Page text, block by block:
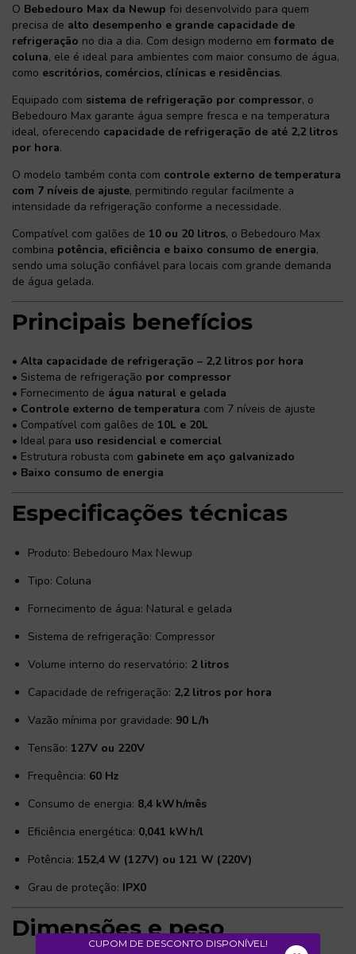
CUPOM DE DESCONTO DISPONÍVEL!
O Bebedouro Max da Newup foi desenvolvido para quem
precisa de alto desempenho e grande capacidade de
refrigeração no dia a dia. Com design moderno em formato de
coluna, ele é ideal para ambientes com maior consumo de água,
como escritórios, comércios, clínicas e residências.
Equipado com sistema de refrigeração por compressor, o
Bebedouro Max garante água sempre fresca e na temperatura
ideal, oferecendo capacidade de refrigeração de até 2,2 litros
por hora.
O modelo também conta com controle externo de temperatura
com 7 níveis de ajuste, permitindo regular facilmente a
intensidade da refrigeração conforme a necessidade.
Compatível com galões de 10 ou 20 litros, o Bebedouro Max
combina potência, eficiência e baixo consumo de energia,
sendo uma solução confiável para locais com grande demanda
de água gelada.
Principais benefícios
• Alta capacidade de refrigeração – 2,2 litros por hora
• Sistema de refrigeração por compressor
• Fornecimento de água natural e gelada
• Controle externo de temperatura com 7 níveis de ajuste
• Compatível com galões de 10L e 20L
• Ideal para uso residencial e comercial
• Estrutura robusta com gabinete em aço galvanizado
• Baixo consumo de energia
Especificações técnicas
Produto: Bebedouro Max Newup
Tipo: Coluna
Fornecimento de água: Natural e gelada
Sistema de refrigeração: Compressor
Volume interno do reservatório: 2 litros
Capacidade de refrigeração: 2,2 litros por hora
Vazão mínima por gravidade: 90 L/h
Tensão: 127V ou 220V
Frequência: 60 Hz
Consumo de energia: 8,4 kWh/mês
Eficiência energética: 0,041 kWh/l
Potência: 152,4 W (127V) ou 121 W (220V)
Grau de proteção: IPX0
Dimensões e peso